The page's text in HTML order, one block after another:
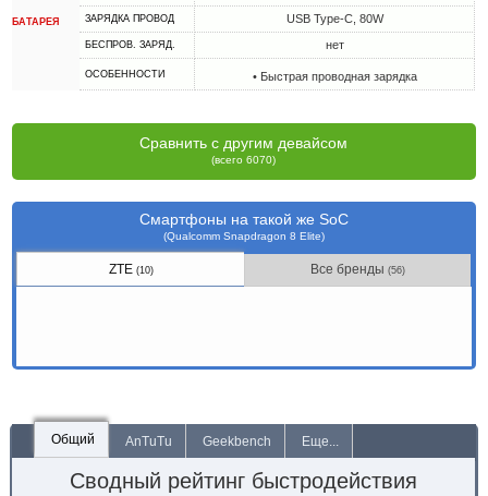
БАТАРЕЯ ЗАРЯДКА ПРОВОД USB Type-C, 80W
БЕСПРОВ. ЗАРЯД. нет
ОСОБЕННОСТИ • Быстрая проводная зарядка
Сравнить с другим девайсом
(всего 6070)
Смартфоны на такой же SoC
(Qualcomm Snapdragon 8 Elite)
ZTE (10) Все бренды(56)
Общий AnTuTu Geekbench Еще...
Сводный рейтинг быстродействия